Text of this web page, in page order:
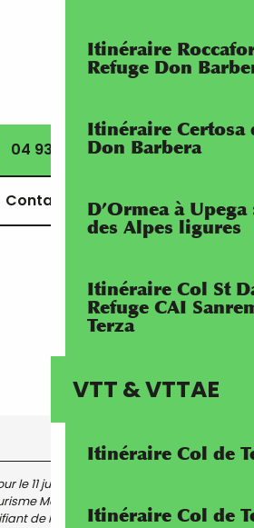
Itinéraire
Refuge Don
Itinéraire Certosa
Don Barbera
D’Ormea à
des Alpes ligures
Itinéraire Col St
Refuge CAI
Terza
VTT & VTTAE
Itinéraire Col de
Itinéraire Col de
04 93 35 52▒▒
Contactez-nous
le 11 juillet 2025 à 17:29
Menton, Riviera & Merveilles
de l'offre : 5425133)